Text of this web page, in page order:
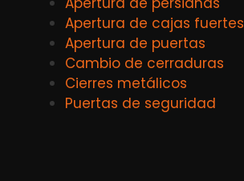
Apertura de cajas fuertes
Apertura de puertas
Cambio de cerraduras
Cierres metálicos
Puertas de seguridad